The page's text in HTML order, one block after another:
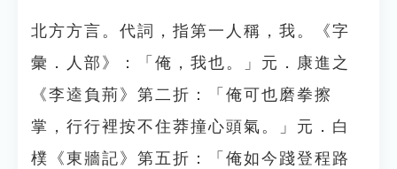
北方方言。代詞，指第一人稱，我。《字
彙．人部》：「俺，我也。」元．康進之
《李逵負荊》第二折：「俺可也磨拳擦
掌，行行裡按不住莽撞心頭氣。」元．白
樸《東牆記》第五折：「俺如今踐登程路